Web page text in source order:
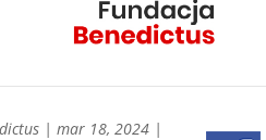
| mar 18, 2024|